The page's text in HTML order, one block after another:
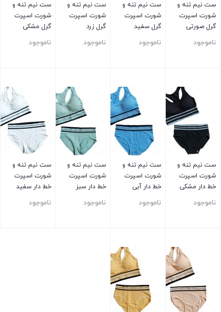
ست نیم تنه و
شورت اسپرت
گرل صورتی
ناموجود
ست نیم تنه و
شورت اسپرت
گرل سفید
ناموجود
ست نیم تنه و
شورت اسپرت
گرل زرد
ناموجود
ست نیم تنه و
شورت اسپرت
گرل مشکی
ناموجود
ست نیم تنه و
شورت اسپرت
خط دار مشکی
ناموجود
ست نیم تنه و
شورت اسپرت
خط دار آبی
ناموجود
ست نیم تنه و
شورت اسپرت
خط دار سبز
ناموجود
ست نیم تنه و
شورت اسپرت
خط دار سفید
ناموجود